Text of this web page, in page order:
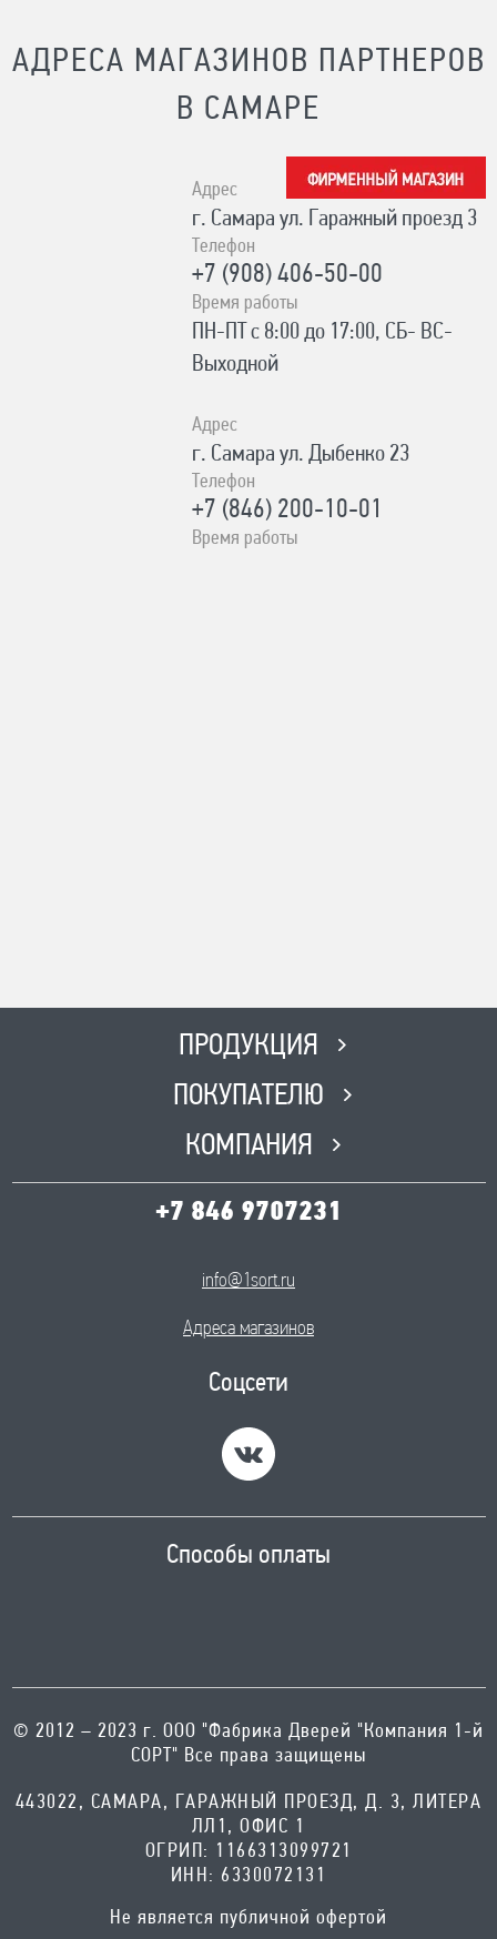
АДРЕСА МАГАЗИНОВ ПАРТНЕРОВ
В САМАРЕ
Адрес
г. Самара ул. Гаражный проезд 3
Телефон
+7 (908) 406-50-00
Время работы
ПН-ПТ с 8:00 до 17:00, СБ- ВС-
Выходной
Адрес
г. Самара ул. Дыбенко 23
Телефон
+7 (846) 200-10-01
Время работы
Время работы
ПН-ПТ с 8:00 до 17:00, СБ с 8:00
ПРОДУКЦИЯ
ПОКУПАТЕЛЮ
КОМПАНИЯ
+7 846 9707231
info@1sort.ru
Адреса магазинов
Соцсети
Способы оплаты
© 2012 – 2023 г. ООО "Фабрика Дверей "Компания 1-й
СОРТ" Все права защищены
443022, САМАРА, ГАРАЖНЫЙ ПРОЕЗД, Д. 3, ЛИТЕРА
ЛЛ1, ОФИС 1
ОГРИП: 1166313099721
ИНН: 6330072131
Не является публичной офертой